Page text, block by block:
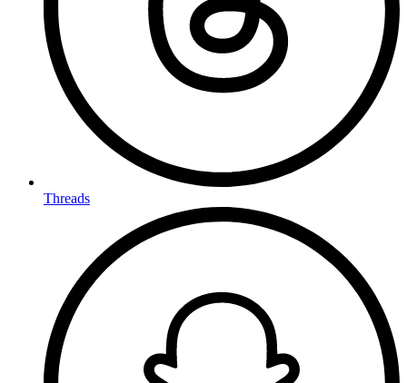
Threads